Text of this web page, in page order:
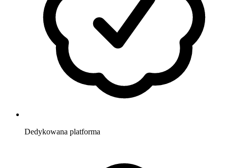
Dedykowana platforma